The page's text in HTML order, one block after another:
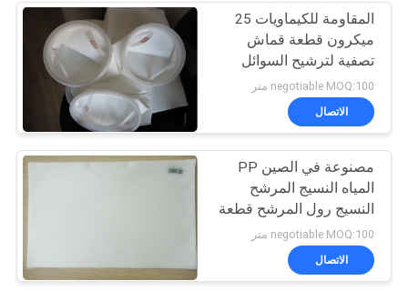
المقاومة للكيماويات 25
ميكرون قطعة قماش
تصفية لترشيح السوائل
وطول عمر الخدمة
negotiable MOQ:100 متر
الاتصال
مصنوعة في الصين PP
المياه النسيج المرشح
النسيج رول المرشح قطعة
قماش ميكرون البولي
بروبلين المرشح قطعة
قماش
negotiable MOQ:100 متر
الاتصال